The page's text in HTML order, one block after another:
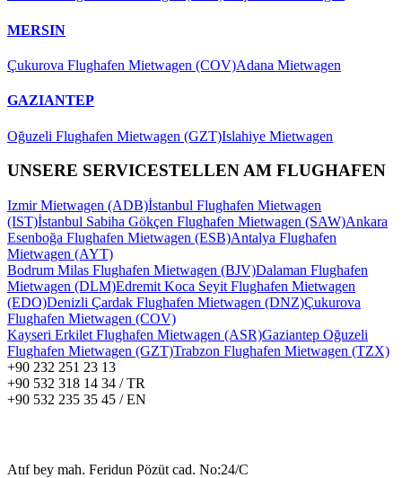
MERSIN
Çukurova Flughafen Mietwagen (COV)Adana Mietwagen
GAZIANTEP
Oğuzeli Flughafen Mietwagen (GZT)Islahiye Mietwagen
UNSERE SERVICESTELLEN AM FLUGHAFEN
Izmir Mietwagen (ADB)İstanbul Flughafen Mietwagen
(IST)İstanbul Sabiha Gökçen Flughafen Mietwagen (SAW)Ankara
Esenboğa Flughafen Mietwagen (ESB)Antalya Flughafen
Mietwagen (AYT)
Bodrum Milas Flughafen Mietwagen (BJV)Dalaman Flughafen
Mietwagen (DLM)Edremit Koca Seyit Flughafen Mietwagen
(EDO)Denizli Çardak Flughafen Mietwagen (DNZ)Çukurova
Flughafen Mietwagen (COV)
Kayseri Erkilet Flughafen Mietwagen (ASR)Gaziantep Oğuzeli
Flughafen Mietwagen (GZT)Trabzon Flughafen Mietwagen (TZX)
+90 232 251 23 13
+90 532 318 14 34 / TR
+90 532 235 35 45 / EN
Atıf bey mah. Feridun Pözüt cad. No:24/C